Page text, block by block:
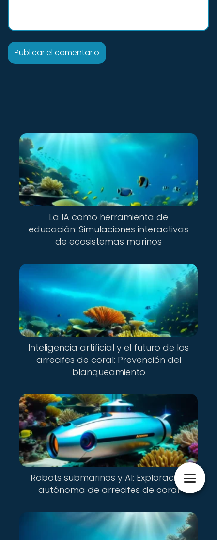
La IA como herramienta de
educación: Simulaciones interactivas
de ecosistemas marinos
Inteligencia artificial y el futuro de los
arrecifes de coral: Prevención del
blanqueamiento
Robots submarinos y AI: Exploración
autónoma de arrecifes de coral